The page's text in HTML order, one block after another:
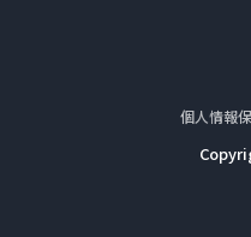
個人情報